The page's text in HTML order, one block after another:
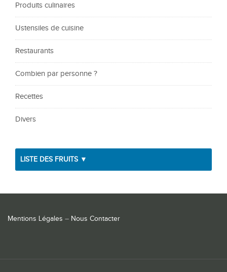
Produits culinaires
Ustensiles de cuisine
Restaurants
Combien par personne ?
Recettes
Divers
LISTE DES FRUITS ▼
Mentions Légales – Nous Contacter